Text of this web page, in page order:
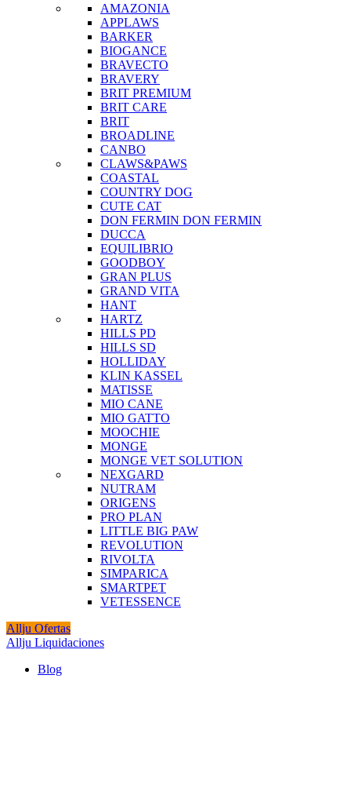
AMAZONIA
APPLAWS
BARKER
BIOGANCE
BRAVECTO
BRAVERY
BRIT PREMIUM
BRIT CARE
BRIT
BROADLINE
CANBO
CLAWS&PAWS
COASTAL
COUNTRY DOG
CUTE CAT
DON FERMIN DON FERMIN
DUCCA
EQUILIBRIO
GOODBOY
GRAN PLUS
GRAND VITA
HANT
HARTZ
HILLS PD
HILLS SD
HOLLIDAY
KLIN KASSEL
MATISSE
MIO CANE
MIO GATTO
MOOCHIE
MONGE
MONGE VET SOLUTION
NEXGARD
NUTRAM
ORIGENS
PRO PLAN
LITTLE BIG PAW
REVOLUTION
RIVOLTA
SIMPARICA
SMARTPET
VETESSENCE
Allju Ofertas
Allju Liquidaciones
Blog